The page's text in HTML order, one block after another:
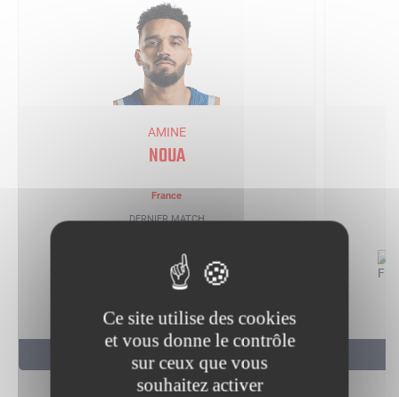
AMINE
NOUA
France
DERNIER MATCH
98-69
Ce site utilise des cookies
et vous donne le contrôle
sur ceux que vous
souhaitez activer